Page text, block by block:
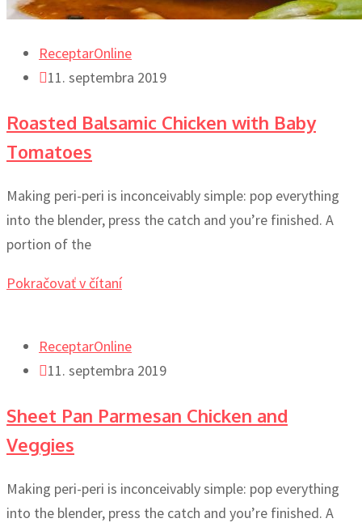
ReceptarOnline
11. septembra 2019
Roasted Balsamic Chicken with Baby
Tomatoes
Making peri-peri is inconceivably simple: pop everything
into the blender, press the catch and you’re finished. A
portion of the
Pokračovať v čítaní
ReceptarOnline
11. septembra 2019
Sheet Pan Parmesan Chicken and
Veggies
Making peri-peri is inconceivably simple: pop everything
into the blender, press the catch and you’re finished. A